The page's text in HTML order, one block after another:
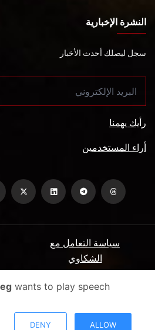
النشرة الإخبارية
سجل ليصلك أحدث الأخبار
رأيك يهمنا
أراء المستخدمين
سياسة التعامل مع
الشكاوي
ميثاق المتعاملين
wants to play speech
DENY ALLOW